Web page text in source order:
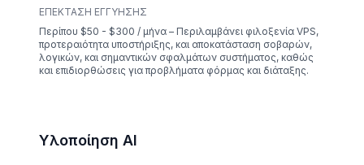
ΕΠΈΚΤΑΣΗ ΕΓΓΎΗΣΗΣ
Περίπου $50 - $300 / μήνα – Περιλαμβάνει φιλοξενία VPS,
προτεραιότητα υποστήριξης, και αποκατάσταση σοβαρών,
λογικών, και σημαντικών σφαλμάτων συστήματος, καθώς
και επιδιορθώσεις για προβλήματα φόρμας και διάταξης.
Υλοποίηση AI